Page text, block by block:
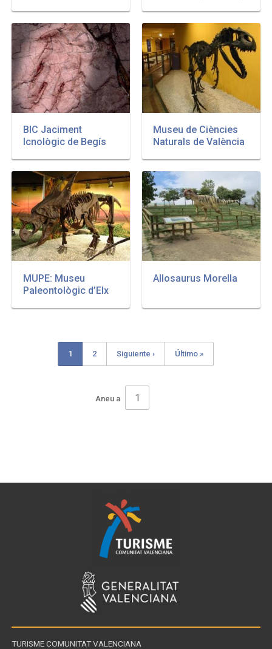
BIC Jaciment
Icnològic de Begís
Museu de Ciències
Naturals de València
MUPE: Museu
Paleontològic d’Elx
Allosaurus Morella
Pagination
Current
1 Page
2 Next
Siguiente › Last
Último »
Aneu a
TURISME COMUNITAT VALENCIANA